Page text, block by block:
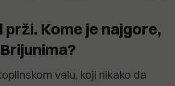
prži. Kome je najgore,
valu, koji nikako da